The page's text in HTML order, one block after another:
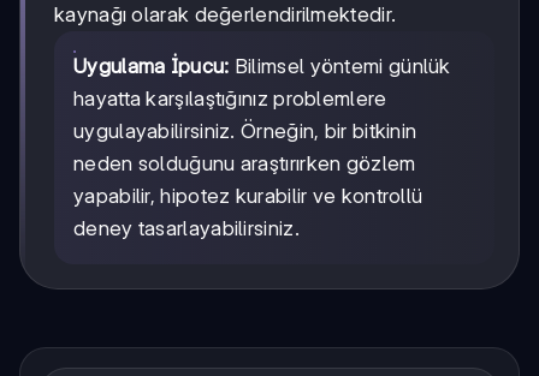
kaynağı olarak değerlendirilmektedir.
Uygulama İpucu: Bilimsel yöntemi günlük
hayatta karşılaştığınız problemlere
uygulayabilirsiniz. Örneğin, bir bitkinin
neden solduğunu araştırırken gözlem
yapabilir, hipotez kurabilir ve kontrollü
deney tasarlayabilirsiniz.